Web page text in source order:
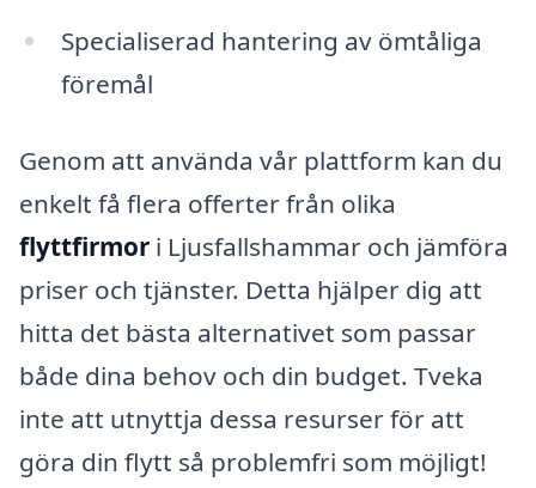
Specialiserad hantering av ömtåliga
föremål
Genom att använda vår plattform kan du
enkelt få flera offerter från olika
flyttfirmor i Ljusfallshammar och jämföra
priser och tjänster. Detta hjälper dig att
hitta det bästa alternativet som passar
både dina behov och din budget. Tveka
inte att utnyttja dessa resurser för att
göra din flytt så problemfri som möjligt!